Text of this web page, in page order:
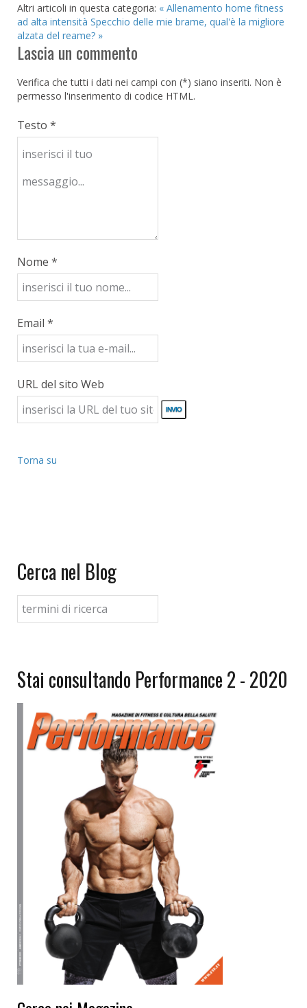
Altri articoli in questa categoria: « Allenamento home fitness
ad alta intensità Specchio delle mie brame, qual'è la migliore
alzata del reame? »
Lascia un commento
Verifica che tutti i dati nei campi con (*) siano inseriti. Non è
permesso l'inserimento di codice HTML.
Testo *
Nome *
Email *
URL del sito Web
Torna su
Cerca nel Blog
Stai consultando Performance 2 - 2020